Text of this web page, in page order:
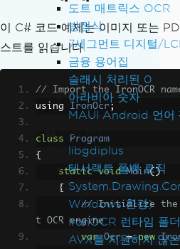
도트 매트릭스 OCR
방정식
7세그먼트 디지털/
금융 용어집
슬래시 처리된 0
아라비아 숫자
MAUI Android 언어
예외 메시지
libgdiplus
테서랙트 폴백 로직
Windows 환경)
IronOCR 런타임 폴더
AVX를 지원하지 않
이 C# 코드 예제는 이미지 또는
스트를 읽습니다.
// Import the IronOCR
using IronOcr ;
class
Program
{
static
void Main()
{
// Initialize the
t OCR engine
var
Ocr = new